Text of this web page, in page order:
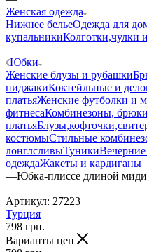
Женская одежда
Нижнее бельеОдежда для
купальникиКолготки,чулки
—
Юбки
Женские блузы и рубашки
пиджакиКоктейльные и
платьяЖенские футболки и
фитнесаКомбинезоны,
платья
костюмыСтильные
лонглсливыТуникиВечерние
одеждаЖакеты и кардиганы
—Юбка-плиссе длиной миди
Артикул: 27223
Турция
798 грн.
Варианты цен